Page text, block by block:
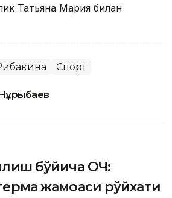
Татьяна Мария билан
Спорт
бўйича ОЧ:
жамоаси рўйхати